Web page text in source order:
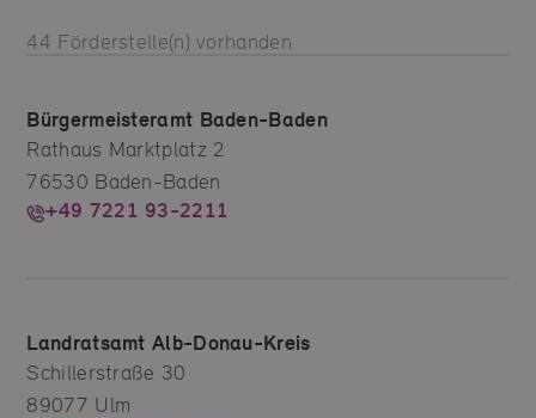
44 Förderstelle(n) vorhanden
Bürgermeisteramt Baden-Baden
Rathaus Marktplatz 2
76530 Baden-Baden
+49 7221 93-2211
Landratsamt Alb-Donau-Kreis
Schillerstraße 30
89077 Ulm